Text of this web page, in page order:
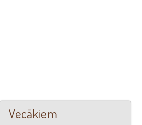
Vecākiem